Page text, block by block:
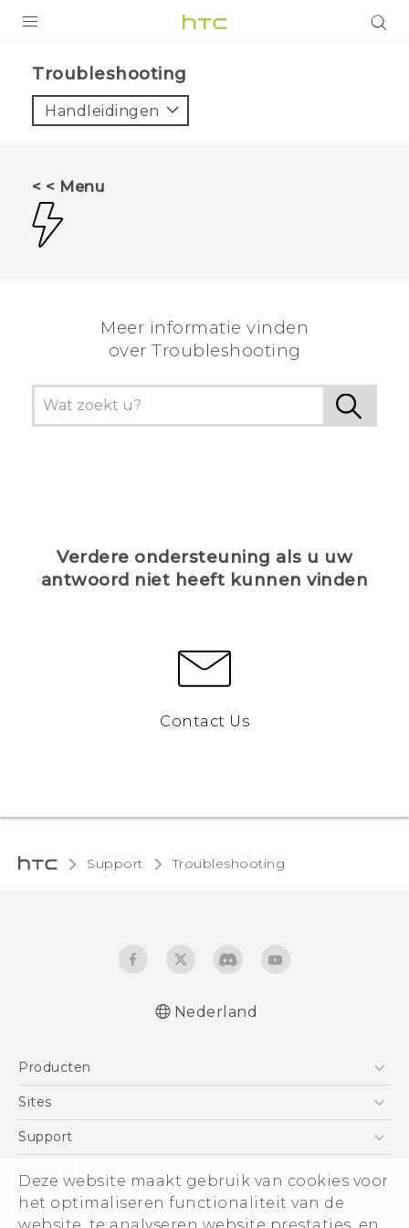
Deze website maakt gebruik van cookies voor
het optimaliseren functionaliteit van de
VIVE
ACCESSOIRES
AANBIEDINGEN
HTC-apparaten & -accessoires
Troubleshooting‎
Handleidingen
< < Menu
Meer informatie vinden
over Troubleshooting
Verdere ondersteuning als u uw
antwoord niet heeft kunnen vinden
Contact Us
Support Troubleshooting‎
Nederland
Producten
Telefoons
Vive
Accessoires
Sites
HTC Vive
Aan de slag
Support
Support voor eCommerce
About HTC
ESG